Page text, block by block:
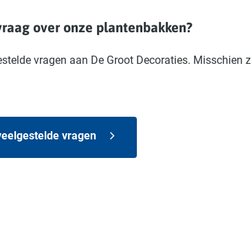
over onze plantenbakken?
vragen aan De Groot Decoraties.
vragen